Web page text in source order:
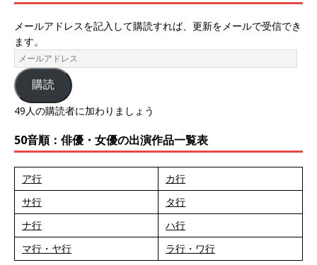
メールアドレスを記入して購読すれば、更新をメールで受信でき
ます。
購読
49人の購読者に加わりましょう
50音順：俳優・女優の出演作品一覧表
ア行
カ行
サ行
タ行
ナ行
ハ行
マ行・ヤ行
ラ行・ワ行